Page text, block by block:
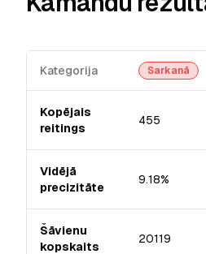
Kategorija Sarkanā
Kopējais
reitings
455
Vidējā
precizitāte
9.18%
Šāvienu
kopskaits
20119